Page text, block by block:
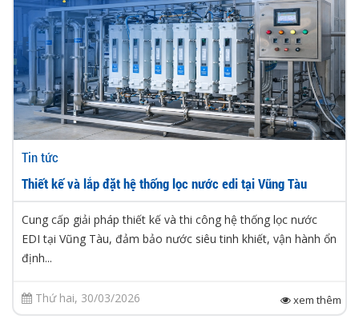
Tin tức
Thiết kế và lắp đặt hệ thống lọc nước edi tại Vũng Tàu
Cung cấp giải pháp thiết kế và thi công hệ thống lọc nước
EDI tại Vũng Tàu, đảm bảo nước siêu tinh khiết, vận hành ổn
định...
Thứ hai, 30/03/2026 xem thêm